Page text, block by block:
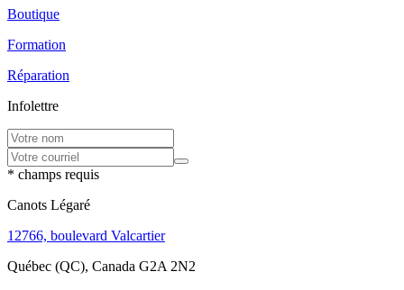
Boutique
Formation
Réparation
Infolettre
* champs requis
Canots Légaré
12766, boulevard Valcartier
Québec (QC), Canada G2A 2N2